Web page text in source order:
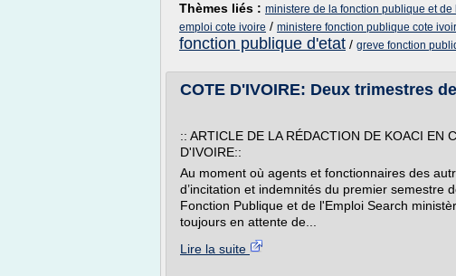
Thèmes liés : ministere de la fonction publique et de
emploi cote ivoire / ministere fonction publique cote
fonction publique d'etat / greve fonction
COTE D'IVOIRE: Deux trimestres
:: ARTICLE DE LA RÉDACTION DE KOACI EN
D'IVOIRE::
Au moment où agents et fonctionnaires des
d’incitation et indemnités du premier semestre
Fonction Publique et de l'Emploi Search
toujours en attente de...
Lire la suite